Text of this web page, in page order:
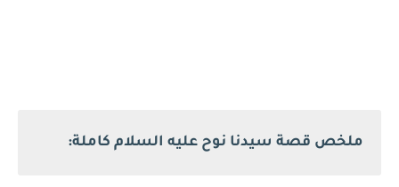
ملخص قصة سيدنا نوح عليه السلام كاملة: